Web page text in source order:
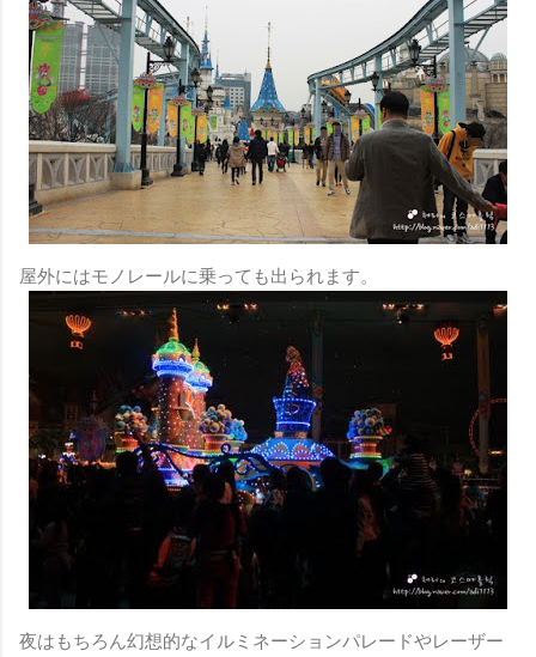
屋外にはモノレールに乗っても出られます。
夜はもちろん幻想的なイルミネーションパレードやレーザー